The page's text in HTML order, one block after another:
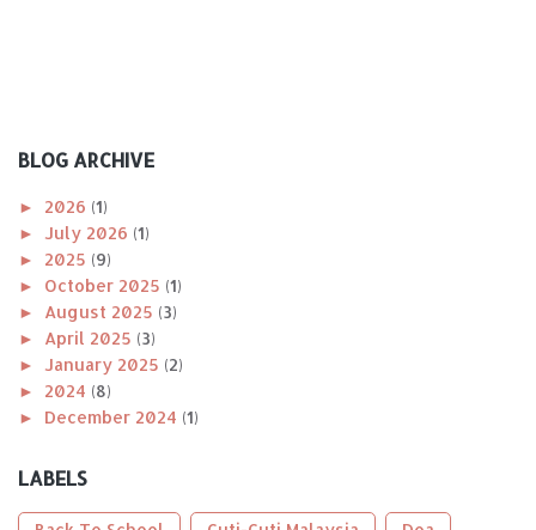
BLOG ARCHIVE
► 2026 (1)
► July 2026 (1)
► 2025 (9)
► October 2025 (1)
► August 2025 (3)
► April 2025 (3)
► January 2025 (2)
► 2024 (8)
► December 2024 (1)
► October 2024
► April 2024 (1)
LABELS